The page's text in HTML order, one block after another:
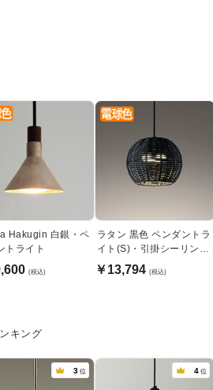
Hakugin 白銀・ペ
トライト
(税込)
ラタン 黒色 ペンダントラ
イト(S)・引掛シーリング
式
￥13,794 (税込)
キング
3 位 4 位